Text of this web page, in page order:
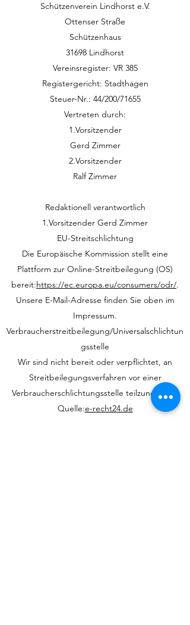
Schützenverein Lindhorst e.V.
Ottenser Straße
Schützenhaus
31698 Lindhorst
Vereinsregister: VR 385
Registergericht: Stadthagen
Steuer-Nr.: 44/200/71655
Vertreten durch:
1.Vorsitzender
Gerd Zimmer
2.Vorsitzender
Ralf Zimmer
Redaktionell verantwortlich
1.Vorsitzender Gerd Zimmer
EU-Streitschlichtung
Die Europäische Kommission stellt eine
Plattform zur Online-Streitbeilegung (OS)
bereit:https://ec.europa.eu/consumers/odr/.
Unsere E-Mail-Adresse finden Sie oben im
Impressum.
Verbraucherstreitbeilegung/Universalschlichtun
gsstelle
Wir sind nicht bereit oder verpflichtet, an
Streitbeilegungsverfahren vor einer
Verbraucherschlichtungsstelle teilzunehmen.
Quelle:e-recht24.de